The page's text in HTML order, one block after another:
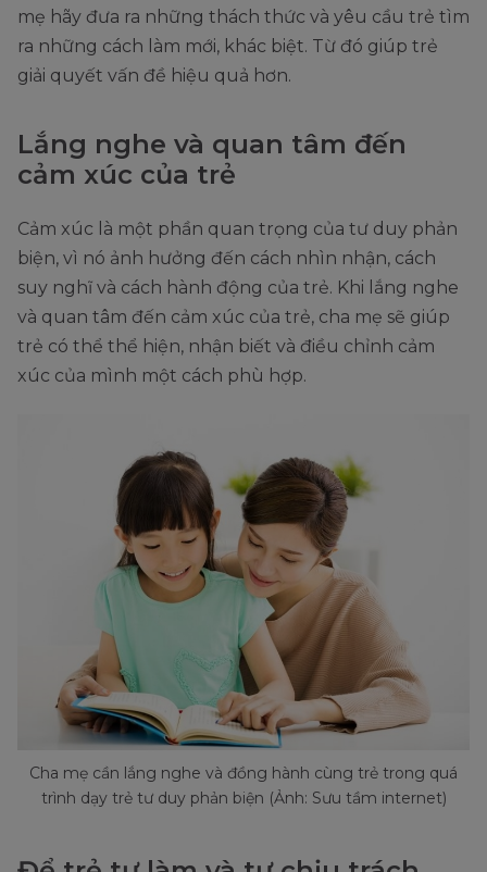
mẹ hãy đưa ra những thách thức và yêu cầu trẻ tìm
ra những cách làm mới, khác biệt. Từ đó giúp trẻ
giải quyết vấn đề hiệu quả hơn.
Lắng nghe và quan tâm đến
cảm xúc của trẻ
Cảm xúc là một phần quan trọng của tư duy phản
biện, vì nó ảnh hưởng đến cách nhìn nhận, cách
suy nghĩ và cách hành động của trẻ. Khi lắng nghe
và quan tâm đến cảm xúc của trẻ, cha mẹ sẽ giúp
trẻ có thể thể hiện, nhận biết và điều chỉnh cảm
xúc của mình một cách phù hợp.
Cha mẹ cần lắng nghe và đồng hành cùng trẻ trong quá
trình dạy trẻ tư duy phản biện (Ảnh: Sưu tầm internet)